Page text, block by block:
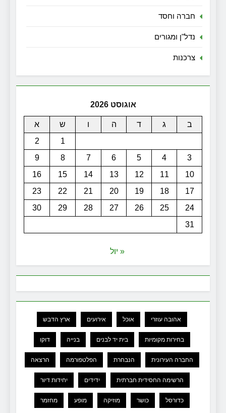
חברה וחסד
נדל"ן ומגורים
צרכנות
אוגוסט 2026
ב ג ד ה ו ש
א
1
2
3
4
5
6
7
8
9
10
11
12
13
14
15
16
17
18
19
20
21
22
23
24
25
26
27
28
29
30
31
« יול
אהובה עוזרי אוכל אירועים ארץ הדבש
בחירות מקומיות בית יד לבנים בנייה דוקו
החברה העירונית הנבחרת הפלטפורמה הרצאה
הרשימה החסידית חברתית ידידים יחידות דיור
כדורסל כושר מוזיקה מופע מחזמר